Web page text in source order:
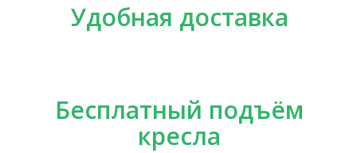
Удобная доставка
Бесплатный подъём
кресла